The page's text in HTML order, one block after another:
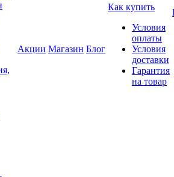
Акции Магазин Блог
Как купить
Условия
оплаты
Условия
доставки
Гарантия
на товар